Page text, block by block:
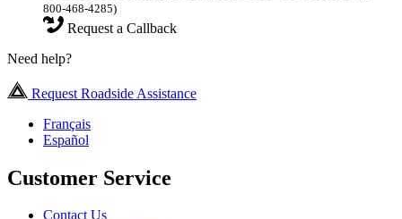
800-468-4285)
Request a Callback
Need help?
Request Roadside Assistance
Français
Español
Customer Service
Contact Us